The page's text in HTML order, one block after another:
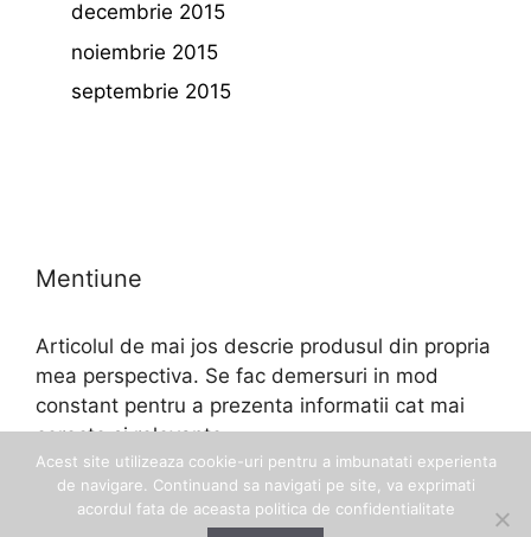
decembrie 2015
noiembrie 2015
septembrie 2015
Mentiune
Articolul de mai jos descrie produsul din propria
mea perspectiva. Se fac demersuri in mod
constant pentru a prezenta informatii cat mai
corecte si relevante.
Acest site utilizeaza cookie-uri pentru a imbunatati experienta
de navigare. Continuand sa navigati pe site, va exprimati
acordul fata de aceasta politica de confidentialitate